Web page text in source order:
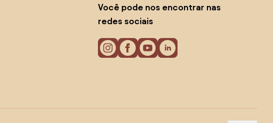
Você pode nos encontrar nas
redes sociais